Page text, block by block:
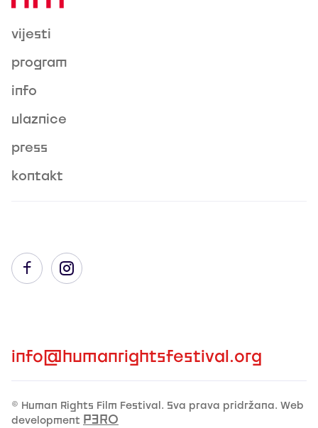
vijesti
program
info
ulaznice
press
kontakt
info@humanrightsfestival.org
© Human Rights Film Festival. Sva prava pridržana. Web
development P3R0